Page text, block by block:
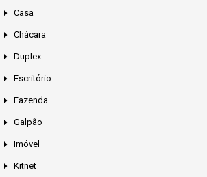
Casa
Chácara
Duplex
Escritório
Fazenda
Galpão
Imóvel
Kitnet